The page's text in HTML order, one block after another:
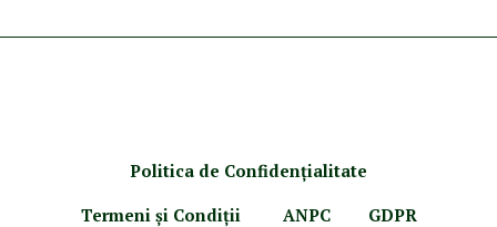
Politica de Confidenţialitate
Termeni şi Condiţii
ANPC
GDPR